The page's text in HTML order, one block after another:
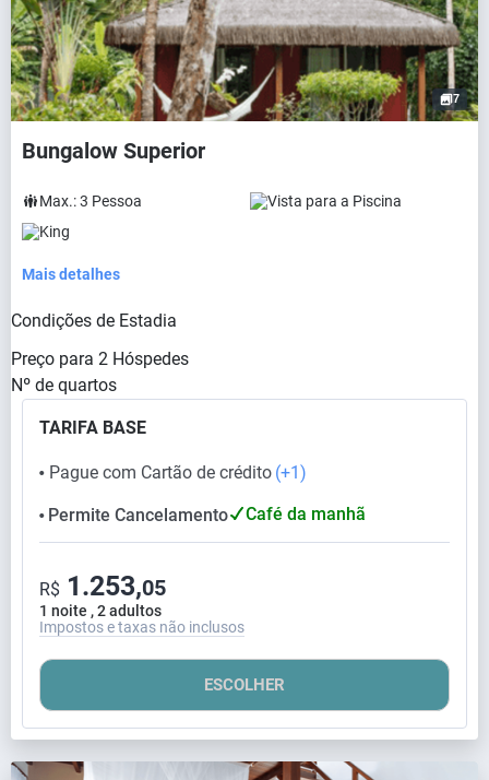
7
Bungalow Superior
Max.:3 Pessoa
Vista para a Piscina
King
Mais detalhes
Condições de Estadia
Preço para 2 Hóspedes
Nº de quartos
TARIFA BASE
⬤ Pague com Cartão de crédito (+1)
⬤ Permite Cancelamento Café da manhã
1 noite , 2 adultos
R$ 1.253,05
Impostos e taxas não inclusos
ESCOLHER